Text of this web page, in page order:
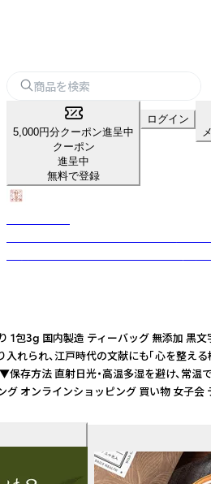
5,000円分クーポン進呈中
クーポン
進呈中
無料で登録
ログイン
国内製造 ティーバッグ 無添
、江戸時代の文献にも「心を
射日光・高温多湿を避け、
オンラインショッピング 買い物 女子